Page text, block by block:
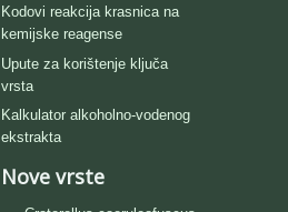
Kodovi reakcija krasnica na
kemijske reagense
Upute za korištenje ključa
vrsta
Kalkulator alkoholno-vodenog
ekstrakta
Nove vrste